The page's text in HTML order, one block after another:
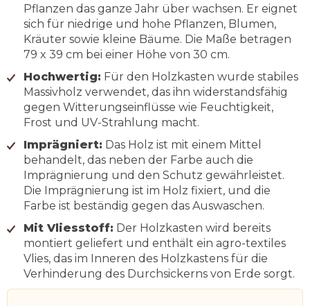
Pflanzen das ganze Jahr über wachsen. Er eignet
sich für niedrige und hohe Pflanzen, Blumen,
Kräuter sowie kleine Bäume. Die Maße betragen
79 x 39 cm bei einer Höhe von 30 cm.
Hochwertig: Für den Holzkasten wurde stabiles
Massivholz verwendet, das ihn widerstandsfähig
gegen Witterungseinflüsse wie Feuchtigkeit,
Frost und UV-Strahlung macht.
Imprägniert: Das Holz ist mit einem Mittel
behandelt, das neben der Farbe auch die
Imprägnierung und den Schutz gewährleistet.
Die Imprägnierung ist im Holz fixiert, und die
Farbe ist beständig gegen das Auswaschen.
Mit Vliesstoff: Der Holzkasten wird bereits
montiert geliefert und enthält ein agro-textiles
Vlies, das im Inneren des Holzkastens für die
Verhinderung des Durchsickerns von Erde sorgt.